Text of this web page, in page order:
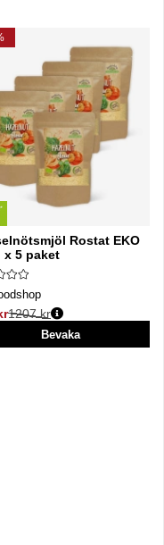
Rostat EKO
x 5 paket
pris:
1207 kr
Bevaka